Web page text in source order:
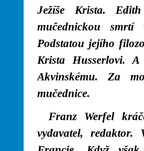
Ježíše Krista.
mučednickou smrtí
Podstatou jejího
Krista Husserlovi.
Akvinskému. Za
mučednice.
Franz Werfel
vydavatel,